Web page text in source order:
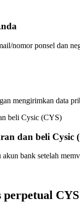
nomor ponsel dan
mengirimkan data
dan beli Cysic
bank setelah
perpetual CYS